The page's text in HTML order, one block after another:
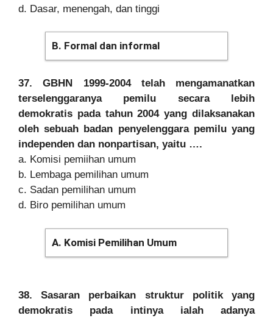
d. Dasar, menengah, dan tinggi
B. Formal dan informal
37. GBHN 1999-2004 telah mengamanatkan
terselenggaranya pemilu secara lebih
demokratis pada tahun 2004 yang dilaksanakan
oleh sebuah badan penyelenggara pemilu yang
independen dan nonpartisan, yaitu ….
a. Komisi pemiihan umum
b. Lembaga pemilihan umum
c. Sadan pemilihan umum
d. Biro pemilihan umum
A. Komisi Pemilihan Umum
38. Sasaran perbaikan struktur politik yang
demokratis pada intinya ialah adanya